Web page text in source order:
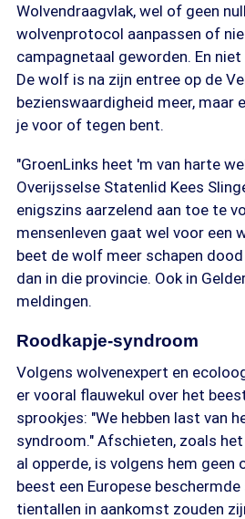
Wolvendraagvlak, wel of geen
wolvenprotocol aanpassen of
campagnetaal geworden. En niet
De wolf is na zijn entree op de
bezienswaardigheid meer, maar
je voor of tegen bent.
"GroenLinks heet 'm van harte
Overijsselse Statenlid Kees
enigszins aarzelend aan toe te
mensenleven gaat wel voor een
beet de wolf meer schapen
dan in die provincie. Ook in
meldingen.
Roodkapje-syndroom
Volgens wolvenexpert en
er vooral flauwekul over het
sprookjes: "We hebben last van
syndroom." Afschieten, zoals
al opperde, is volgens hem geen
beest een Europese
tientallen in aankomst zouden